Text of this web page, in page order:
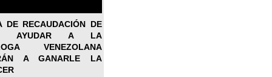
DE RECAUDACIÓN DE
AYUDAR A LA
VENEZOLANA
A GANARLE LA